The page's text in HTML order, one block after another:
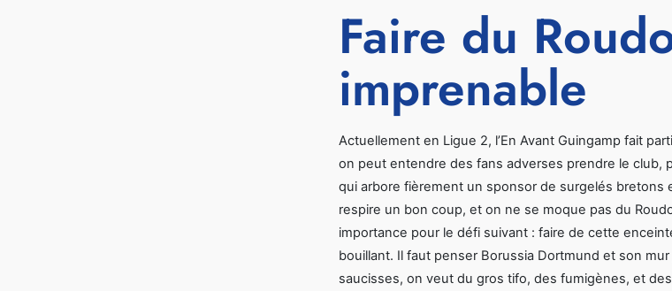
Faire du
imprenable
Actuellement en Ligue 2, l’En Avant Guingamp fait
on peut entendre des fans adverses prendre le club,
qui arbore fièrement un sponsor de surgelés bretons
respire un bon coup, et on ne se moque pas du
importance pour le défi suivant : faire de cette
bouillant. Il faut penser Borussia Dortmund et son
saucisses, on veut du gros tifo, des fumigènes, et